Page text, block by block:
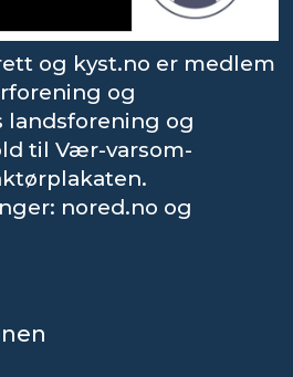
og kyst.no er medlem
og
landsforening og
til Vær-varsom-
nored.no og